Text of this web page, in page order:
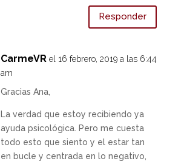
Responder
CarmeVR el 16 febrero, 2019 a las 6:44
am
Gracias Ana,
La verdad que estoy recibiendo ya
ayuda psicológica. Pero me cuesta
todo esto que siento y el estar tan
en bucle y centrada en lo negativo,